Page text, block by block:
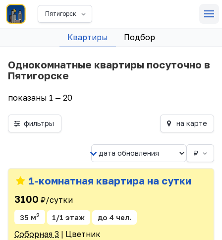
Пятигорск
Квартиры Подбор
Однокомнатные квартиры посуточно в
Пятигорске
показаны 1 — 20
фильтры на карте
₽
1-комнатная квартира на сутки
3100 ₽/сутки
35 м2 1/1 этаж до 4 чел.
Соборная 3 | Цветник